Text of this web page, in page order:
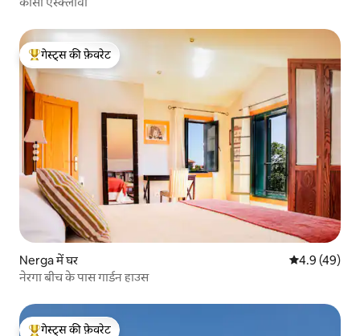
गेस्ट्स का टॉप फ़ेवरेट
गेस्ट्स की फ़ेवरेट
Nerga में घर औसत रेटिंग 5
4.9 (49)
नेरगा बीच के पास गार्डन हाउस
गेस्ट्स की फ़ेवरेट